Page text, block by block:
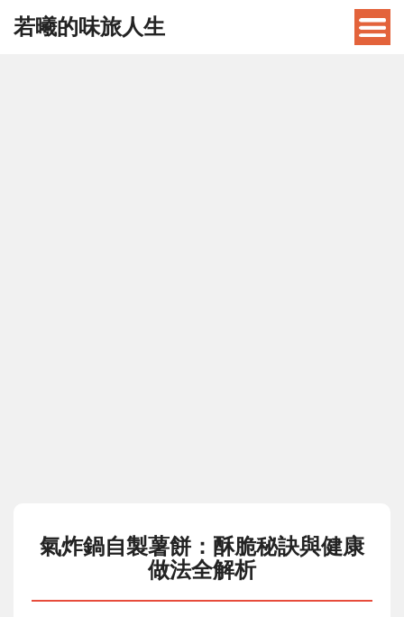
若曦的味旅人生
氣炸鍋自製薯餅：酥脆秘訣與健康
做法全解析